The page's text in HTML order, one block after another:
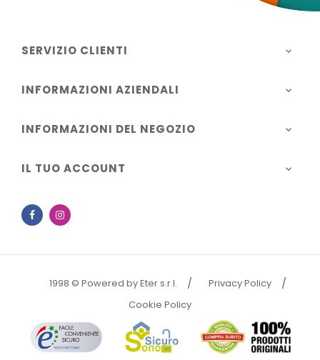
SERVIZIO CLIENTI 
INFORMAZIONI AZIENDALI 
INFORMAZIONI DEL NEGOZIO 
IL TUO ACCOUNT 
Facebook
1998 © Powered by Eter s.r.l.
Privacy Policy
Cookie Policy